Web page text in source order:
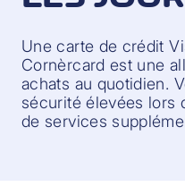
Une carte de crédit
Cornèrcard est une
achats au quotidien.
sécurité élevées lors
de services